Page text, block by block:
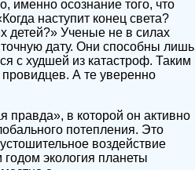
именно осознание того, что
наступит конец света?
детей?» Ученые не в силах
дату. Они способны лишь
с худшей из катастроф. Таким
А те уверенно
правда», в которой он активно
потепления. Это
воздействие
экология планеты